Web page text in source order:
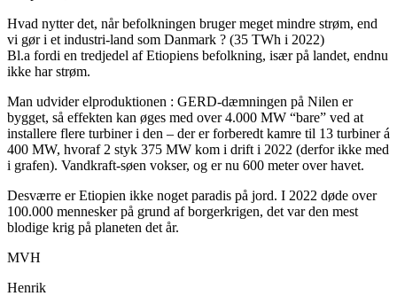
Hvad nytter det, når befolkningen bruger meget mindre strøm, end
vi gør i et industri-land som Danmark ? (35 TWh i 2022)
Bl.a fordi en tredjedel af Etiopiens befolkning, især på landet, endnu
ikke har strøm.
Man udvider elproduktionen : GERD-dæmningen på Nilen er
bygget, så effekten kan øges med over 4.000 MW “bare” ved at
installere flere turbiner i den – der er forberedt kamre til 13 turbiner á
400 MW, hvoraf 2 styk 375 MW kom i drift i 2022 (derfor ikke med
i grafen). Vandkraft-søen vokser, og er nu 600 meter over havet.
Desværre er Etiopien ikke noget paradis på jord. I 2022 døde over
100.000 mennesker på grund af borgerkrigen, det var den mest
blodige krig på planeten det år.
MVH
Henrik